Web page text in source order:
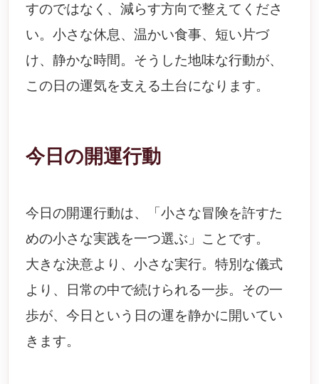
すのではなく、減らす方向で整えてくださ
い。小さな休息、温かい食事、短い片づ
け、静かな時間。そうした地味な行動が、
この日の運気を支える土台になります。
今日の開運行動
今日の開運行動は、「小さな冒険を許すた
めの小さな実践を一つ選ぶ」ことです。
大きな決意より、小さな実行。特別な儀式
より、日常の中で続けられる一歩。その一
歩が、今日という日の運を静かに開いてい
きます。